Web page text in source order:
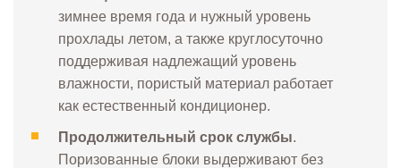
зимнее время года и нужный уровень
прохлады летом, а также круглосуточно
поддерживая надлежащий уровень
влажности, пористый материал работает
как естественный кондиционер.
Продолжительный срок службы.
Поризованные блоки выдерживают без